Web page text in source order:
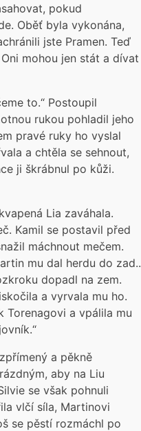
pokud
Oběť byla vykonána,
jste Pramen. Teď
mohou jen stát a dívat
to.“ Postoupil
rukou pohladil jeho
pravé ruky ho vyslal
a chtěla se sehnout,
ji škrábnul po kůži.
Lia zaváhala.
Kamil se postavil před
máchnout mečem.
mu dal herdu do zad..
dopadl na zem.
a vyrvala mu ho.
Torenagovi a vpálila mu
a pěkně
aby na Liu
se však pohnuli
vlčí síla, Martinovi
se pěstí rozmáchl po